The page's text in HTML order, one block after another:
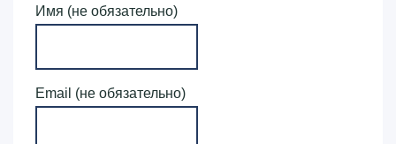
Имя (не обязательно)
Email (не обязательно)